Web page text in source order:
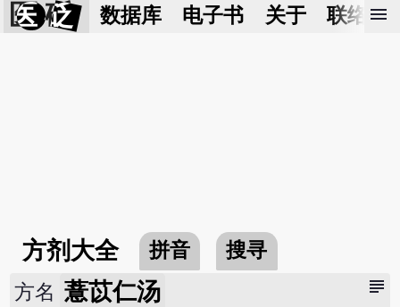
医 砭 数据库 电子书 关于 联络我
menu
方剂大全 拼音 搜寻
subject
方名 薏苡仁汤